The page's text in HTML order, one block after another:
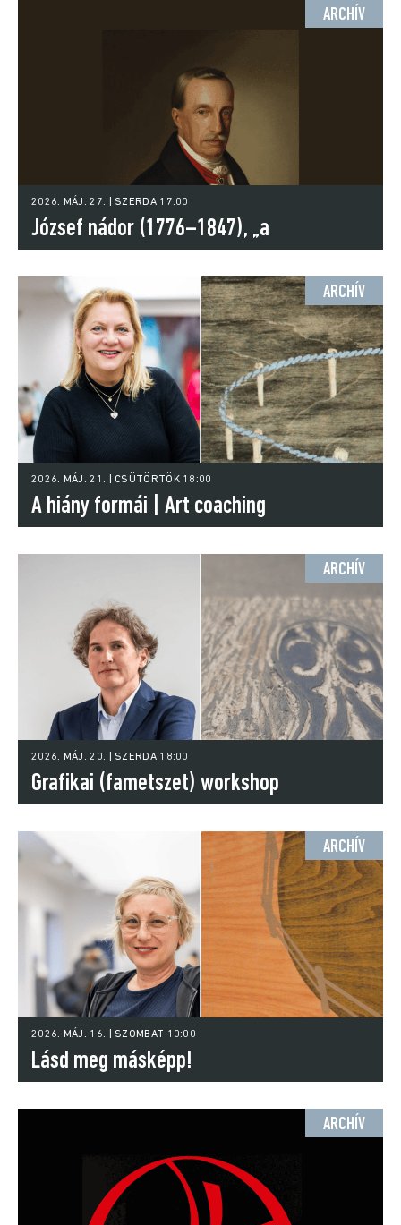
ARCHÍV
2026. MÁJ. 27. | SZERDA 17:00
József nádor (1776–1847), „a
ARCHÍV
2026. MÁJ. 21. | CSÜTÖRTÖK 18:00
A hiány formái | Art coaching
ARCHÍV
2026. MÁJ. 20. | SZERDA 18:00
Grafikai (fametszet) workshop
ARCHÍV
2026. MÁJ. 16. | SZOMBAT 10:00
Lásd meg másképp!
ARCHÍV